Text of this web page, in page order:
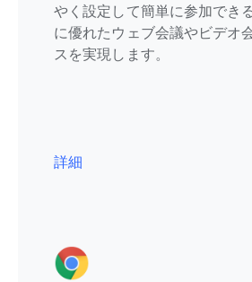
やく設定して簡単に参加でき
に優れたウェブ会議やビデオ
スを実現します。
詳細